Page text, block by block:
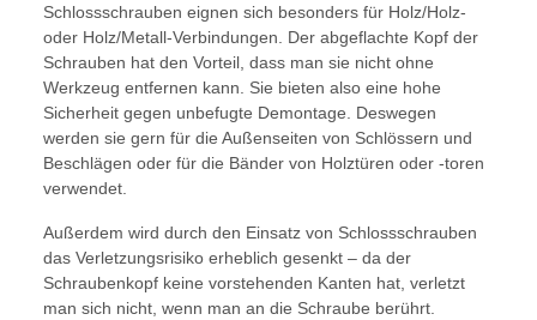
Schlossschrauben eignen sich besonders für Holz/Holz-
oder Holz/Metall-Verbindungen. Der abgeflachte Kopf der
Schrauben hat den Vorteil, dass man sie nicht ohne
Werkzeug entfernen kann. Sie bieten also eine hohe
Sicherheit gegen unbefugte Demontage. Deswegen
werden sie gern für die Außenseiten von Schlössern und
Beschlägen oder für die Bänder von Holztüren oder -toren
verwendet.
Außerdem wird durch den Einsatz von Schlossschrauben
das Verletzungsrisiko erheblich gesenkt – da der
Schraubenkopf keine vorstehenden Kanten hat, verletzt
man sich nicht, wenn man an die Schraube berührt.